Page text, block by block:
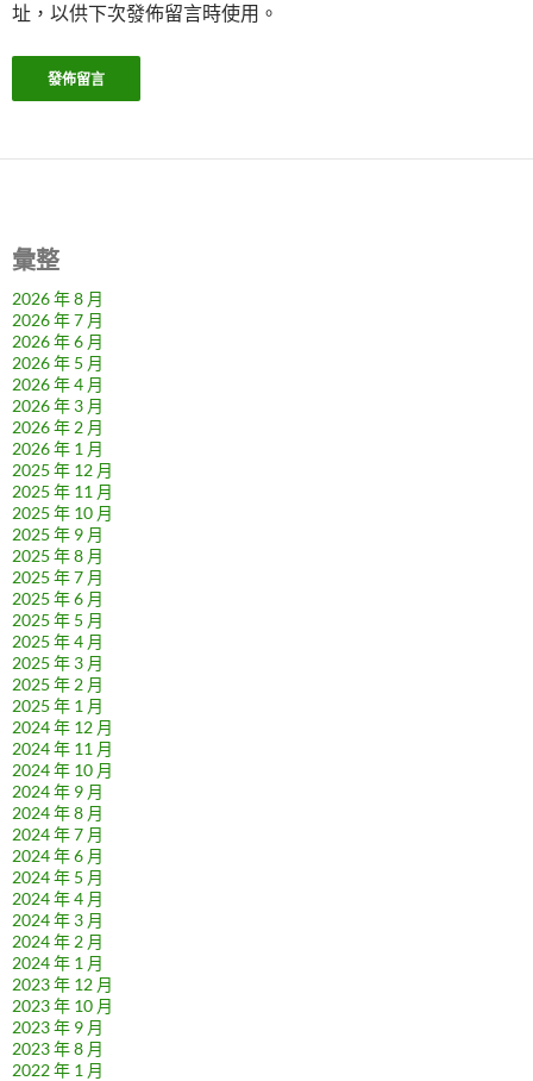
址，以供下次發佈留言時使用。
彙整
2026 年 8 月
2026 年 7 月
2026 年 6 月
2026 年 5 月
2026 年 4 月
2026 年 3 月
2026 年 2 月
2026 年 1 月
2025 年 12 月
2025 年 11 月
2025 年 10 月
2025 年 9 月
2025 年 8 月
2025 年 7 月
2025 年 6 月
2025 年 5 月
2025 年 4 月
2025 年 3 月
2025 年 2 月
2025 年 1 月
2024 年 12 月
2024 年 11 月
2024 年 10 月
2024 年 9 月
2024 年 8 月
2024 年 7 月
2024 年 6 月
2024 年 5 月
2024 年 4 月
2024 年 3 月
2024 年 2 月
2024 年 1 月
2023 年 12 月
2023 年 10 月
2023 年 9 月
2023 年 8 月
2022 年 1 月